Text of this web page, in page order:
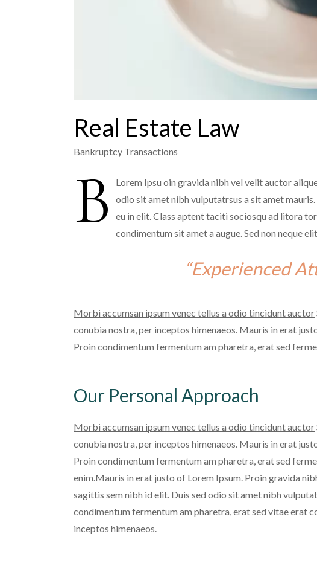
Real Estate Law
Bankruptcy Transactions
B Lorem Ipsu oin gravida nibh vel velit auctor
odio sit amet nibh vulputatrsus a sit amet mauris.
eu in elit. Class aptent taciti sociosqu ad litora
condimentum sit amet a augue. Sed non neque
“Experienced
Morbi accumsan ipsum venec tellus a odio tincidunt auctor
conubia nostra, per inceptos himenaeos. Mauris in erat
Proin condimentum fermentum am pharetra, erat sed
Our Personal Approach
Morbi accumsan ipsum venec tellus a odio tincidunt auctor
conubia nostra, per inceptos himenaeos. Mauris in erat
Proin condimentum fermentum am pharetra, erat sed
enim.Mauris in erat justo of Lorem Ipsum. Proin gravida
sagittis sem nibh id elit. Duis sed odio sit amet nibh
condimentum fermentum am pharetra, erat sed vitae erat
inceptos himenaeos.